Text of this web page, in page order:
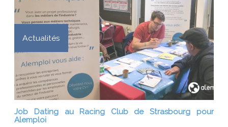
Actualités
Job Dating au Racing Club de Strasbourg pour
Alemploi